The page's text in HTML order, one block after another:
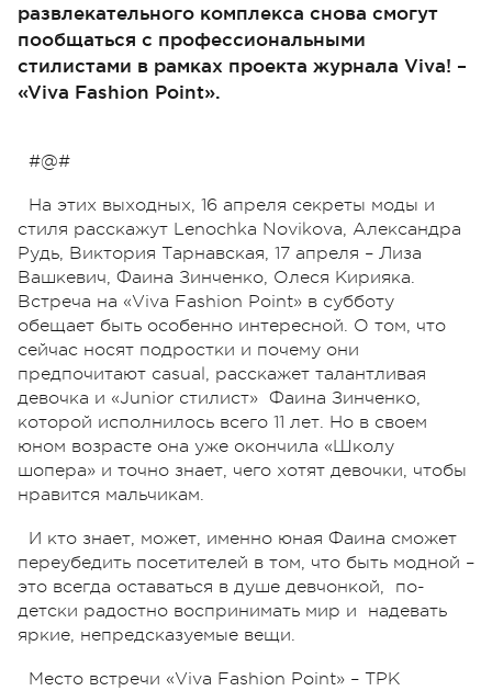
развлекательного комплекса снова смогут
пообщаться с профессиональными
стилистами в рамках проекта журнала Viva! –
«Viva Fashion Point».
#@#
На этих выходных, 16 апреля секреты моды и
стиля расскажут Lenochka Novikova, Александра
Рудь, Виктория Тарнавская, 17 апреля – Лиза
Вашкевич, Фаина Зинченко, Олеся Кирияка.
Встреча на «Viva Fashion Point» в субботу
обещает быть особенно интересной. О том, что
сейчас носят подростки и почему они
предпочитают casual, расскажет талантливая
девочка и «Junior стилист» Фаина Зинченко,
которой исполнилось всего 11 лет. Но в своем
юном возрасте она уже окончила «Школу
шопера» и точно знает, чего хотят девочки, чтобы
нравится мальчикам.
И кто знает, может, именно юная Фаина сможет
переубедить посетителей в том, что быть модной –
это всегда оставаться в душе девчонкой, по-
детски радостно воспринимать мир и надевать
яркие, непредсказуемые вещи.
Место встречи «Viva Fashion Point» – ТРК